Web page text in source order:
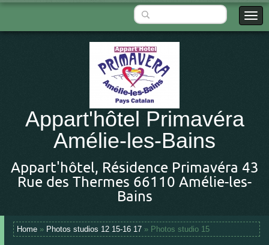
Appart'hôtel Primavéra
Amélie-les-Bains
Appart'hôtel, Résidence Primavéra 43
Rue des Thermes 66110 Amélie-les-
Bains
Home » Photos studios 12 15-16 17 » Photos studio 15